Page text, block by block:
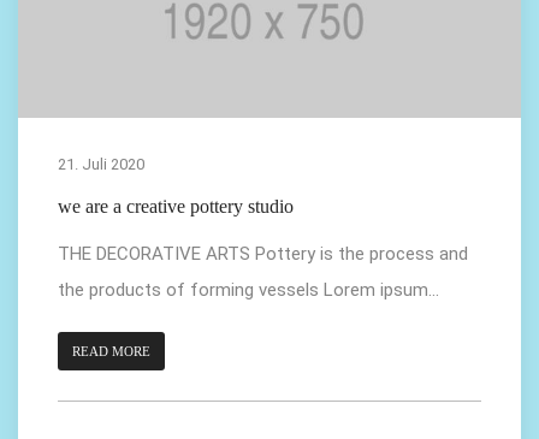
21. Juli 2020
we are a creative pottery studio
THE DECORATIVE ARTS Pottery is the process and
the products of forming vessels Lorem ipsum...
READ MORE